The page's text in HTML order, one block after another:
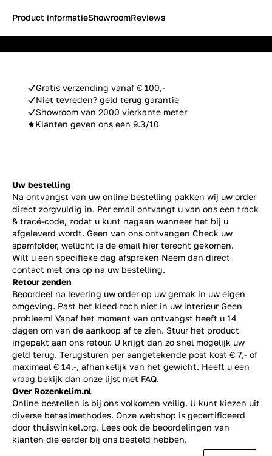
Gratis verzending vanaf € 100,-
Niet tevreden? geld terug garantie
Showroom van 2000 vierkante meter
Klanten geven ons een 9.3/10
Product informatieShowroomReviews
Uw bestelling
Na ontvangst van uw online bestelling pakken wij uw order
direct zorgvuldig in. Per email ontvangt u van ons een track
& tracé-code, zodat u kunt nagaan wanneer het bij u
afgeleverd wordt. Geen van ons ontvangen Check uw
spamfolder, wellicht is de email hier terecht gekomen.
Wilt u een specifieke dag afspreken Neem dan direct
contact met ons op na uw bestelling.
Retour zenden
Beoordeel na levering uw order op uw gemak in uw eigen
omgeving. Past het kleed toch niet in uw interieur Geen
probleem! Vanaf het moment van ontvangst heeft u 14
dagen om van de aankoop af te zien. Stuur het product
ingepakt aan ons retour. U krijgt dan zo snel mogelijk uw
geld terug. Terugsturen per aangetekende post kost € 7,- of
maximaal € 14,-, afhankelijk van het gewicht. Heeft u een
vraag bekijk dan onze lijst met FAQ.
Over Rozenkelim.nl
Online bestellen is bij ons volkomen veilig. U kunt kiezen uit
diverse betaalmethodes. Onze webshop is gecertificeerd
door thuiswinkel.org. Lees ook de beoordelingen van
klanten die eerder bij ons besteld hebben.